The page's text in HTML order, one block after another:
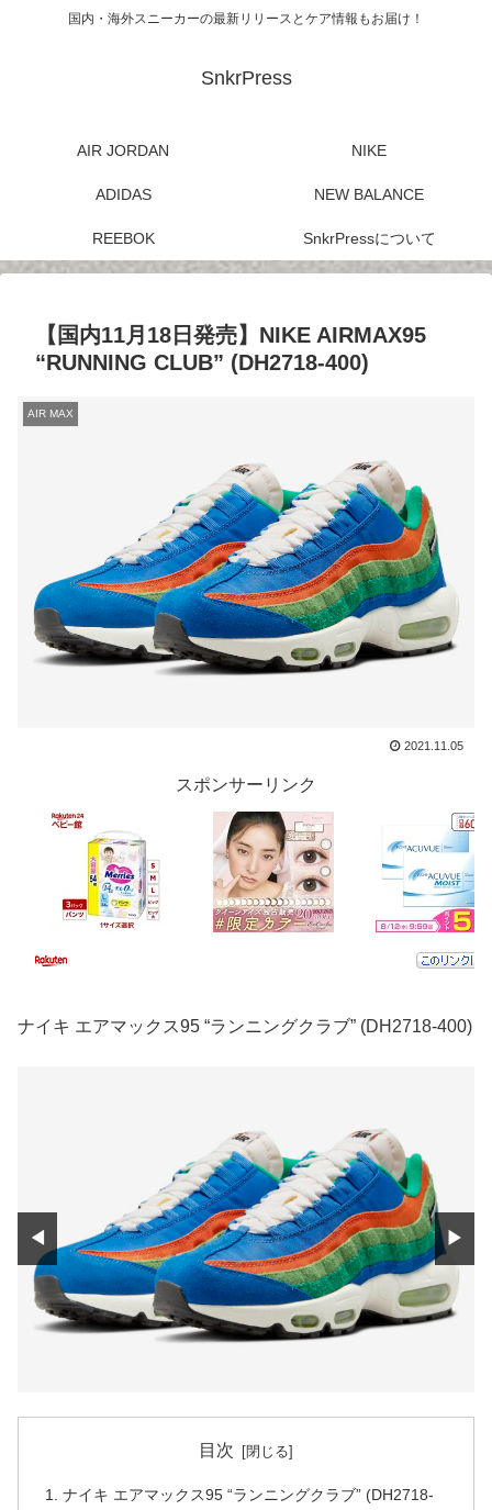
国内・海外スニーカーの最新リリースとケア情報もお届け！
SnkrPress
AIR JORDAN NIKE
ADIDAS NEW BALANCE
REEBOK SnkrPressについて
【国内11月18日発売】NIKE AIRMAX95
“RUNNING CLUB” (DH2718-400)
AIR MAX
2021.11.05
スポンサーリンク
ナイキ エアマックス95 “ランニングクラブ” (DH2718-400)
◀ ▶
目次
ナイキ エアマックス95 “ランニングクラブ” (DH2718-